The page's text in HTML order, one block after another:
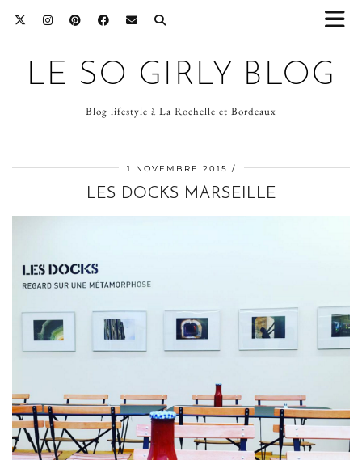
LE SO GIRLY BLOG
Blog lifestyle à La Rochelle et Bordeaux
1 NOVEMBRE 2015
LES DOCKS MARSEILLE